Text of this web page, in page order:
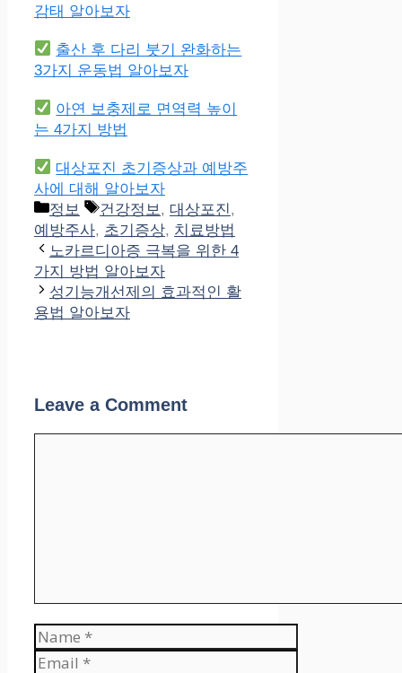
감태 알아보자
출산 후 다리 붓기 완화하는
3가지 운동법 알아보자
아연 보충제로 면역력 높이
는 4가지 방법
대상포진 초기증상과 예방주
사에 대해 알아보자
Categories
정보 Tags
건강정보 , 대상포진 ,
예방주사, 초기증상, 치료방법
노카르디아증 극복을 위한 4
가지 방법 알아보자
성기능개선제의 효과적인 활
용법 알아보자
Leave a Comment
Name
Email